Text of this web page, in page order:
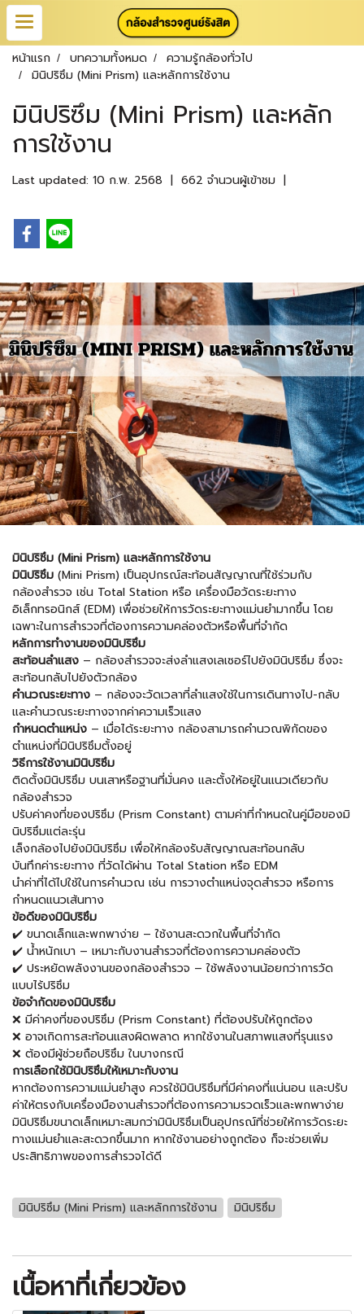
หน้าแรก บทความทั้งหมด
ความรู้กล้องทั่วไป
มินิปริซึม (Mini Prism) และหลักการใช้งาน
มินิปริซึม (Mini Prism) และหลัก
การใช้งาน
Last updated: 10 ก.พ. 2568 | 662 จำนวนผู้เข้าชม |
มินิปริซึม (Mini Prism) และหลักการใช้งาน
มินิปริซึม (Mini Prism) เป็นอุปกรณ์สะท้อนสัญญาณที่ใช้ร่วมกับ
กล้องสำรวจ เช่น Total Station หรือ เครื่องมือวัดระยะทาง
อิเล็กทรอนิกส์ (EDM) เพื่อช่วยให้การวัดระยะทางแม่นยำมากขึ้น โดย
เฉพาะในการสำรวจที่ต้องการความคล่องตัวหรือพื้นที่จำกัด
หลักการทำงานของมินิปริซึม
สะท้อนลำแสง – กล้องสำรวจจะส่งลำแสงเลเซอร์ไปยังมินิปริซึม ซึ่งจะ
สะท้อนกลับไปยังตัวกล้อง
คำนวณระยะทาง – กล้องจะวัดเวลาที่ลำแสงใช้ในการเดินทางไป-กลับ
และคำนวณระยะทางจากค่าความเร็วแสง
กำหนดตำแหน่ง – เมื่อได้ระยะทาง กล้องสามารถคำนวณพิกัดของ
ตำแหน่งที่มินิปริซึมตั้งอยู่
วิธีการใช้งานมินิปริซึม
ติดตั้งมินิปริซึม บนเสาหรือฐานที่มั่นคง และตั้งให้อยู่ในแนวเดียวกับ
กล้องสำรวจ
ปรับค่าคงที่ของปริซึม (Prism Constant) ตามค่าที่กำหนดในคู่มือของมิ
นิปริซึมแต่ละรุ่น
เล็งกล้องไปยังมินิปริซึม เพื่อให้กล้องรับสัญญาณสะท้อนกลับ
บันทึกค่าระยะทาง ที่วัดได้ผ่าน Total Station หรือ EDM
นำค่าที่ได้ไปใช้ในการคำนวณ เช่น การวางตำแหน่งจุดสำรวจ หรือการ
กำหนดแนวเส้นทาง
ข้อดีของมินิปริซึม
✔️ ขนาดเล็กและพกพาง่าย – ใช้งานสะดวกในพื้นที่จำกัด
✔️ น้ำหนักเบา – เหมาะกับงานสำรวจที่ต้องการความคล่องตัว
✔️ ประหยัดพลังงานของกล้องสำรวจ – ใช้พลังงานน้อยกว่าการวัด
แบบไร้ปริซึม
ข้อจำกัดของมินิปริซึม
❌ มีค่าคงที่ของปริซึม (Prism Constant) ที่ต้องปรับให้ถูกต้อง
❌ อาจเกิดการสะท้อนแสงผิดพลาด หากใช้งานในสภาพแสงที่รุนแรง
❌ ต้องมีผู้ช่วยถือปริซึม ในบางกรณี
การเลือกใช้มินิปริซึมให้เหมาะกับงาน
หากต้องการความแม่นยำสูง ควรใช้มินิปริซึมที่มีค่าคงที่แน่นอน และปรับ
ค่าให้ตรงกับเครื่องมืองานสำรวจที่ต้องการความรวดเร็วและพกพาง่าย
มินิปริซึมขนาดเล็กเหมาะสมกว่ามินิปริซึมเป็นอุปกรณ์ที่ช่วยให้การวัดระยะ
ทางแม่นยำและสะดวกขึ้นมาก หากใช้งานอย่างถูกต้อง ก็จะช่วยเพิ่ม
ประสิทธิภาพของการสำรวจได้ดี
มินิปริซึม (Mini Prism) และหลักการใช้งาน มินิปริซึม
เนื้อหาที่เกี่ยวข้อง